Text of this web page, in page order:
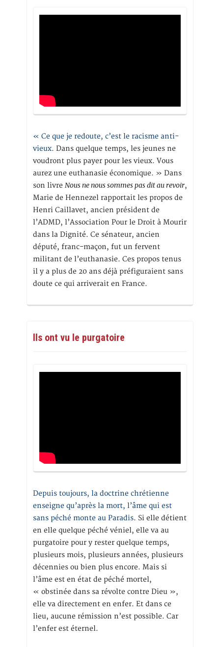
« Ce que je redoute, c’est le racisme anti-
vieux. Dans quelque temps, les jeunes ne
voudront plus payer pour les vieux. Vous
aurez une euthanasie économique. » Dans
son livre Nous ne nous sommes pas dit au revoir,
Marie de Hennezel rapportait les propos de
Henri Caillavet, ancien président de
l’ADMD, l’Association Pour le Droit à Mourir
dans la Dignité. Ce sénateur, ancien
député, franc-maçon, fut un fervent
militant de l’euthanasie. Ces propos tenus
il y a plus de 20 ans déjà préfiguraient sans
doute ce qui arriverait en France.
Ils ont vu le purgatoire
Depuis toujours, la doctrine chrétienne
enseigne qu’après la mort, l’âme qui est
sans péché monte au Paradis. Si elle détient
en elle quelque péché véniel, elle va au
purgatoire pour y rester quelque temps,
plusieurs mois, plusieurs années, plusieurs
décennies ou bien plus encore. Mais si
l’âme est en état de péché mortel,
« obstinée dans sa révolte contre Dieu »,
elle va directement en enfer. Et dans ce
lieu, aucune rémission n’est possible. Car
l’enfer est éternel.